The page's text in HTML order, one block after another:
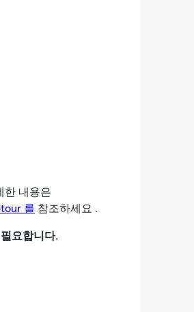
한 내용은
를 참조하세요 .
요합니다.